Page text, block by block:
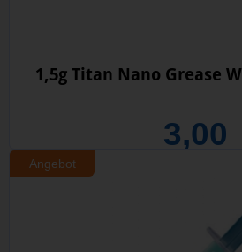
1,5g Titan Nano Grease
3,00
Angebot